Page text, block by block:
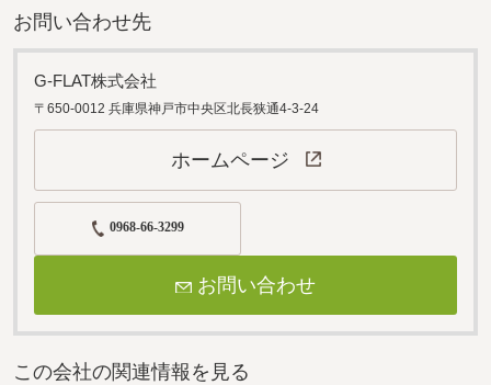
お問い合わせ先
G-FLAT株式会社
〒650-0012 兵庫県神戸市中央区北長狭通4-3-24
ホームページ
0968-66-3299
お問い合わせ
この会社の関連情報を見る